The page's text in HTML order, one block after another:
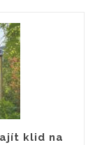
klid na